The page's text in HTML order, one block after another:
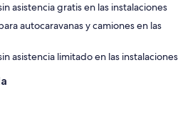
asistencia gratis en las instalaciones
autocaravanas y camiones en las
asistencia limitado en las instalaciones